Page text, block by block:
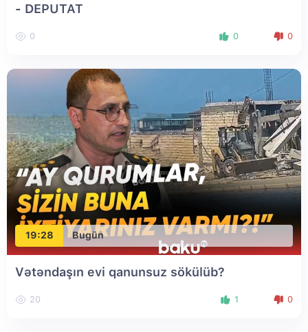
- DEPUTAT
0 0 0
19:28 Bugün
Vətəndaşın evi qanunsuz sökülüb?
20 1 0